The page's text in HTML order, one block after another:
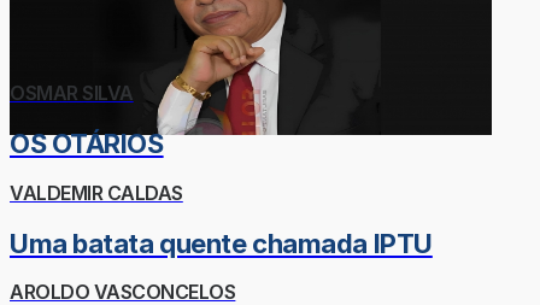
OSMAR SILVA
OS OTÁRIOS
VALDEMIR CALDAS
Uma batata quente chamada IPTU
AROLDO VASCONCELOS